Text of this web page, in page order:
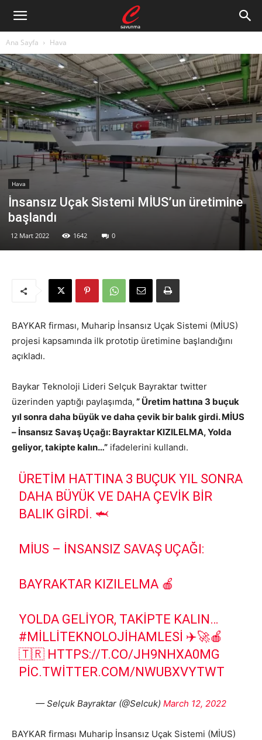
Ana Sayfa Hava
Hava
İnsansız Uçak Sistemi MİUS’un üretimine
başlandı
12 Mart 2022 1642 0
BAYKAR firması, Muharip İnsansız Uçak Sistemi (MİUS)
projesi kapsamında ilk prototip üretimine başlandığını
açıkladı.
Baykar Teknoloji Lideri Selçuk Bayraktar twitter
üzerinden yaptığı paylaşımda, ” Üretim hattına 3 buçuk
yıl sonra daha büyük ve daha çevik bir balık girdi. MİUS
– İnsansız Savaş Uçağı: Bayraktar KIZILELMA, Yolda
geliyor, takipte kalın…” ifadelerini kullandı.
ÜRETIM HATTINA 3 BUÇUK YIL SONRA
DAHA BÜYÜK VE DAHA ÇEVIK BIR
BALIK GIRDI. 🦈
MİUS – İNSANSIZ SAVAŞ UÇAĞI:
BAYRAKTAR KIZILELMA 🍎
YOLDA GELIYOR, TAKIPTE KALIN…
#MILLITEKNOLOJIHAMLESI ✈️🚀🍎
🇹🇷 HTTPS://T.CO/JH9NHXA0MG
PIC.TWITTER.COM/NWUBXVYTWT
— Selçuk Bayraktar (@Selcuk) March 12, 2022
BAYKAR firması Muharip İnsansız Uçak Sistemi (MİUS)